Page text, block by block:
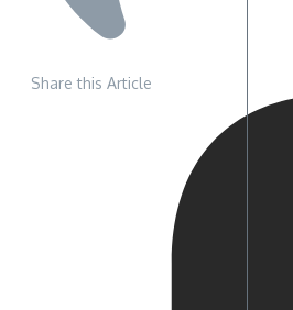
Share this Article